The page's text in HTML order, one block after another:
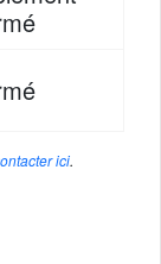
ici.